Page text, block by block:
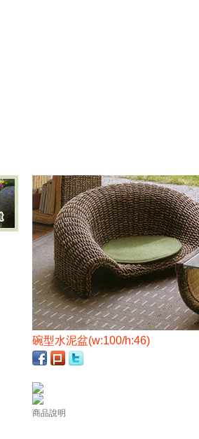
碗型水泥盆(w:100/h:46)
商品說明